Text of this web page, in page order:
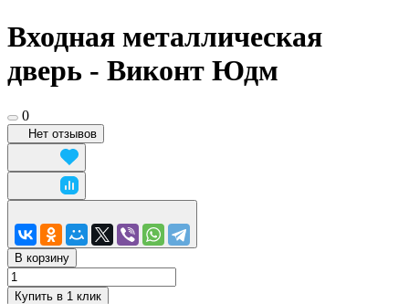
Входная металлическая
дверь - Виконт Юдм
0
Нет отзывов
В корзину
Купить в 1 клик